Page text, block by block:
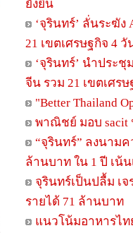
ยั่งยืน
‘จุรินทร์’ ลั่นระฆัง
21 เขตเศรษฐกิจ 4
‘จุรินทร์’ นำประชุ
จีน รวม 21 เขตเศร
"Better Thailand
พาณิชย์ มอบ sacit
“จุรินทร์” ลงนาม
ล้านบาท ใน 1 ปี เน้
จุรินทร์เป็นปลื้ม เ
รายได้ 71 ล้านบาท
แนวโน้มอาหารไท